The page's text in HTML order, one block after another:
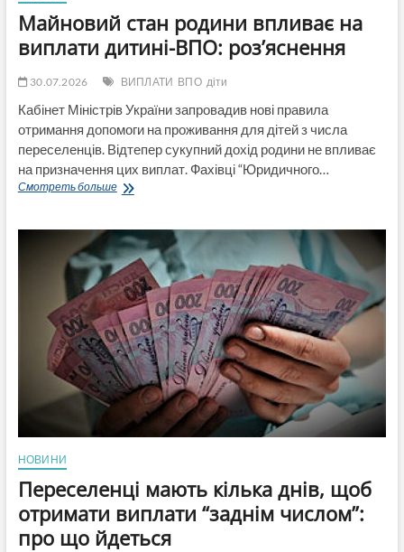
Майновий стан родини впливає на
виплати дитині-ВПО: роз’яснення
30.07.2026 ВИПЛАТИ ВПО діти
Кабінет Міністрів України запровадив нові правила
отримання допомоги на проживання для дітей з числа
переселенців. Відтепер сукупний дохід родини не впливає
на призначення цих виплат. Фахівці “Юридичного…
Смотреть большеМайновий
впливає
на
виплати
дитині-
ВПО:
роз’яснення
НОВИНИ
Переселенці мають кілька днів, щоб
отримати виплати “заднім числом”:
про що йдеться